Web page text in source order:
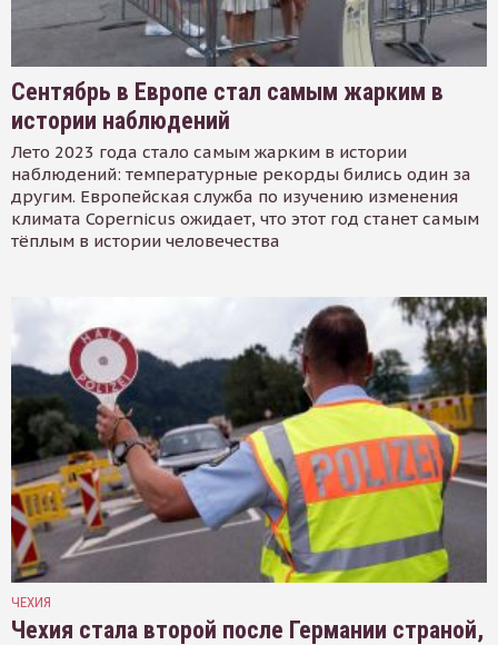
Сентябрь в Европе стал самым жарким в
истории наблюдений
Лето 2023 года стало самым жарким в истории
наблюдений: температурные рекорды бились один за
другим. Европейская служба по изучению изменения
климата Copernicus ожидает, что этот год станет самым
тёплым в истории человечества
ЧЕХИЯ
Чехия стала второй после Германии страной,